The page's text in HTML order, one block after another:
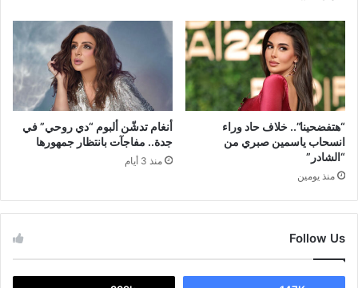
“هتفضحينا”.. خلاف حاد وراء
انسحاب ياسمين صبري من
“الشادر”
منذ يومين
أنغام تدشّن ألبوم “دي روحي” في
جدة.. مفاجآت بانتظار جمهورها
منذ 3 أيام
Follow Us